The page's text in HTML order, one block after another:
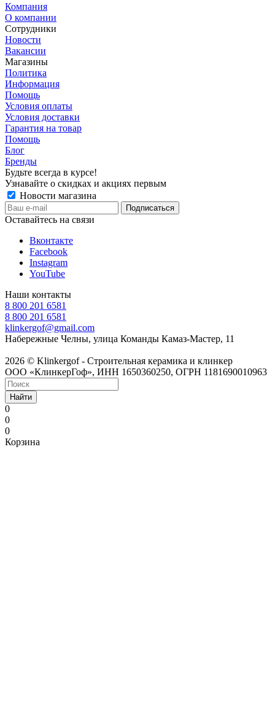
Компания
О компании
Сотрудники
Новости
Вакансии
Магазины
Политика
Информация
Помощь
Условия оплаты
Условия доставки
Гарантия на товар
Помощь
Блог
Бренды
Будьте всегда в курсе!
Узнавайте о скидках и акциях первым
Новости магазина
Оставайтесь на связи
Вконтакте
Facebook
Instagram
YouTube
Наши контакты
8 800 201 6581
8 800 201 6581
klinkergof@gmail.com
Набережные Челны, улица Команды Камаз-Мастер, 11
2026 © Klinkergof - Строительная керамика и клинкер
ООО «КлинкерГоф», ИНН 1650360250, ОГРН 1181690010963
Найти
0
0
0
Корзина